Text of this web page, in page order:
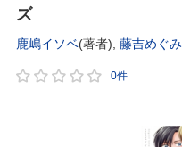
ズ
鹿嶋イソベ(著者), 藤吉めぐみ
0件